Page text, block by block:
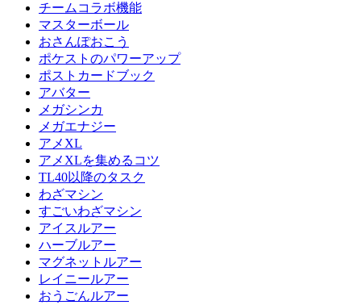
チームコラボ機能
マスターボール
おさんぽおこう
ポケストのパワーアップ
ポストカードブック
アバター
メガシンカ
メガエナジー
アメXL
アメXLを集めるコツ
TL40以降のタスク
わざマシン
すごいわざマシン
アイスルアー
ハーブルアー
マグネットルアー
レイニールアー
おうごんルアー